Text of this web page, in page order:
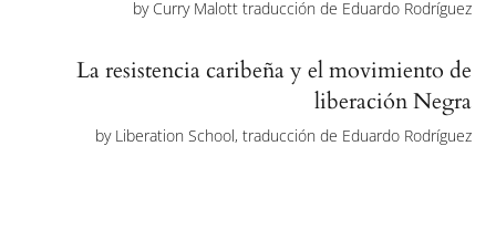
by Curry Malott traducción de Eduardo Rodríguez
La resistencia caribeña y el movimiento de
liberación Negra
by Liberation School, traducción de Eduardo Rodríguez